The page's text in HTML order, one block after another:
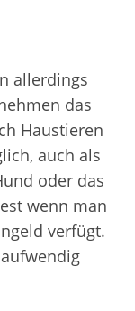
allerdings
das
Haustieren
auch als
oder das
wenn man
verfügt.